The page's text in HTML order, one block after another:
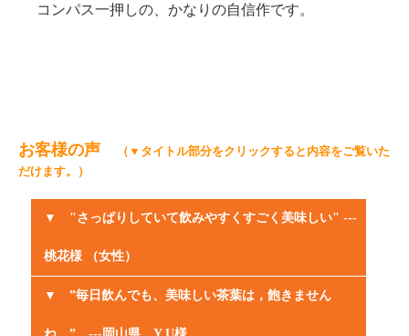
コンパス一押しの、かなりの自信作です。
お客様の声
（▼タイトル部分をクリックすると内容をご覧いた
だけます。）
▼ "さっぱりしていて飲みやすくすごく美味しい" ---
桃花様 （女性）
さっぱりしていて飲みやすくすごく美味しいです。
▼ ”毎日飲んでも、美味しい茶葉は，飽きません